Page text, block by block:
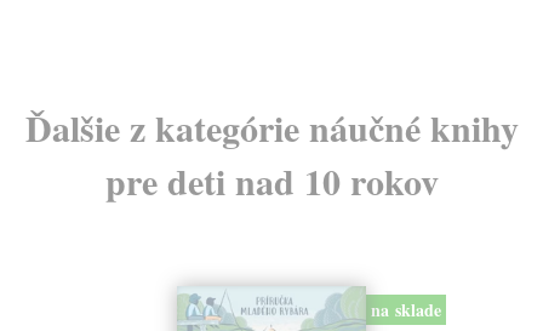
Ďalšie z kategórie náučné knihy
pre deti nad 10 rokov
na sklade